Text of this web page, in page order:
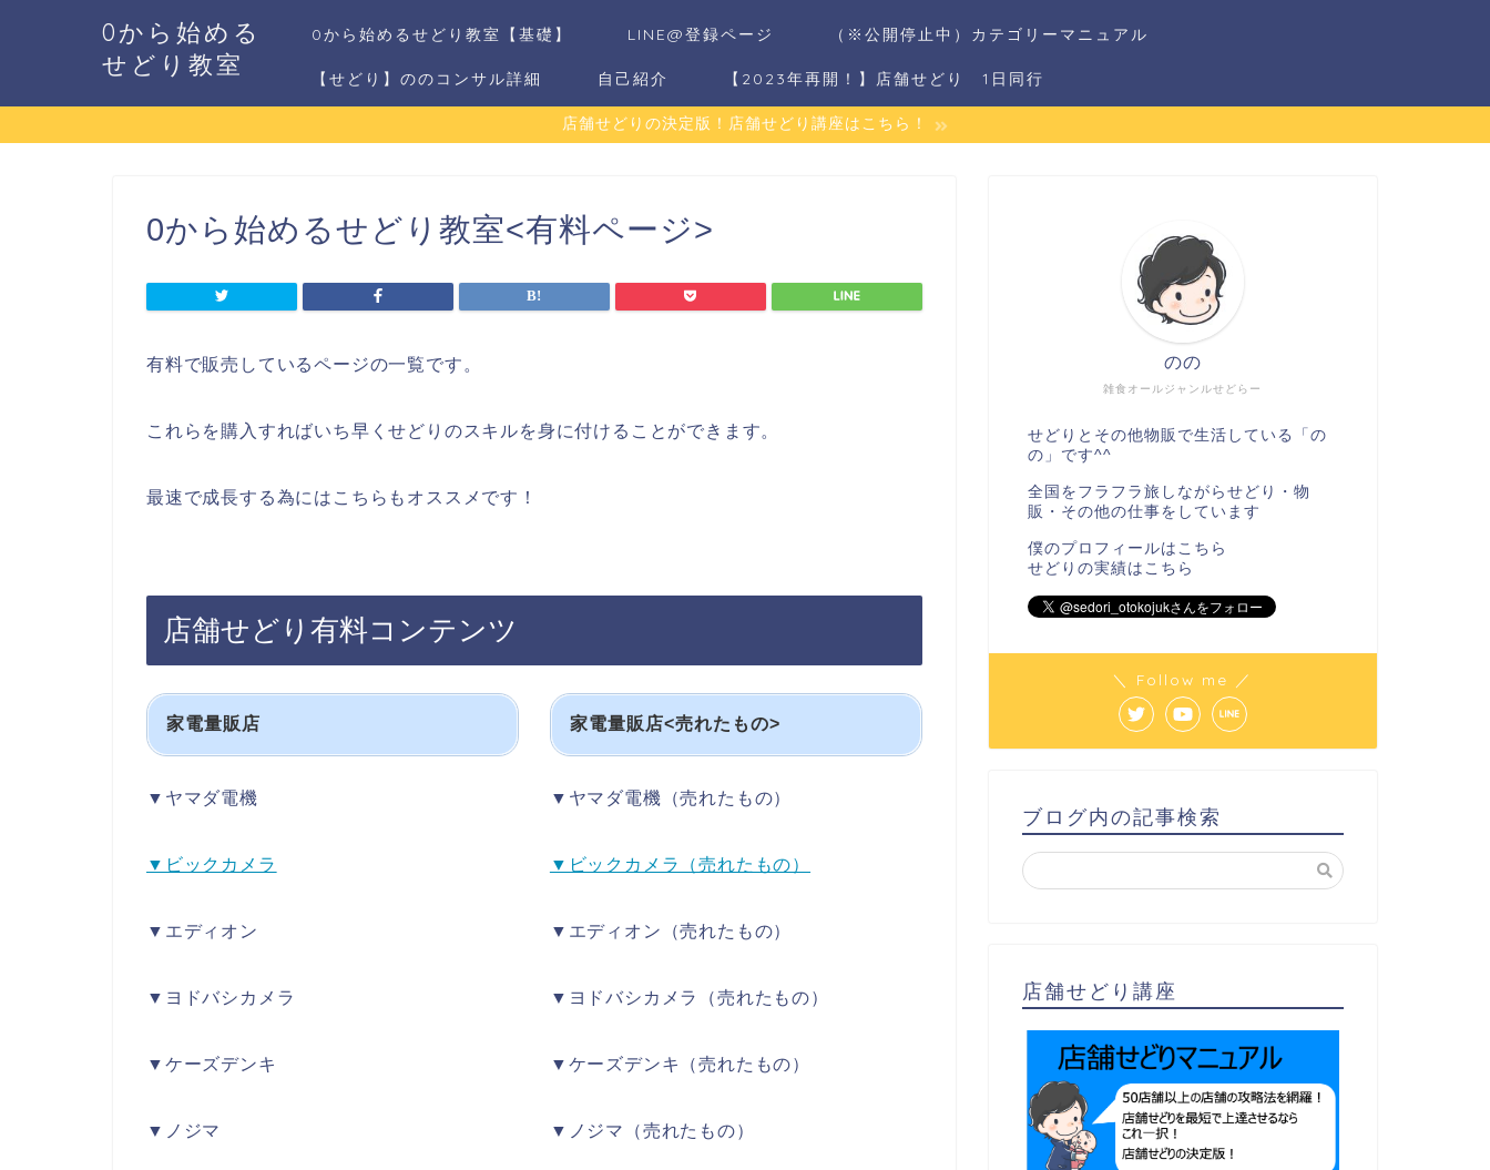
0から始める
せどり教室
0から始めるせどり教室【基礎】 LINE@登録ページ （※公開停止中）カテゴリーマニュアル
【せどり】ののコンサル詳細 自己紹介 【2023年再開！】店舗せどり 1日同行
店舗せどりの決定版！店舗せどり講座はこちら！
0から始めるせどり教室<有料ページ>
有料で販売しているページの一覧です。
これらを購入すればいち早くせどりのスキルを身に付けることができます。
最速で成長する為にはこちらもオススメです！
店舗せどり有料コンテンツ
家電量販店
▼ヤマダ電機
▼ビックカメラ
▼エディオン
▼ヨドバシカメラ
▼ケーズデンキ
▼ノジマ
家電量販店<売れたもの>
▼ヤマダ電機（売れたもの）
▼ビックカメラ（売れたもの）
▼エディオン（売れたもの）
▼ヨドバシカメラ（売れたもの）
▼ケーズデンキ（売れたもの）
▼ノジマ（売れたもの）
雑食オールジャンルせどらー
のの
せどりとその他物販で生活している「の
の」です^^
全国をフラフラ旅しながらせどり・物
販・その他の仕事をしています
僕のプロフィールは こちら
せどりの実績は こちら
＼ Follow me ／
ブログ内の記事検索
店舗せどり講座